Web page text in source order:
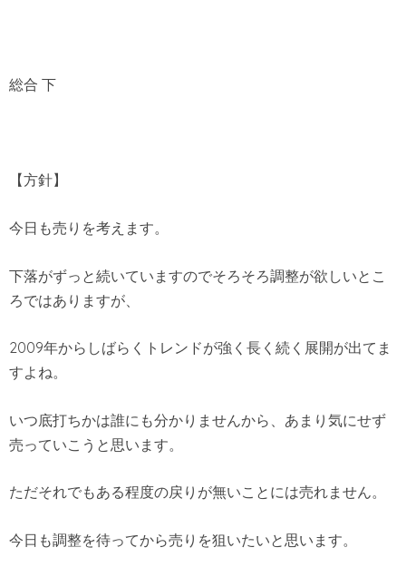
総合 下
【方針】
今日も売りを考えます。
下落がずっと続いていますのでそろそろ調整が欲しいとこ
ろではありますが、
2009年からしばらくトレンドが強く長く続く展開が出てま
すよね。
いつ底打ちかは誰にも分かりませんから、あまり気にせず
売っていこうと思います。
ただそれでもある程度の戻りが無いことには売れません。
今日も調整を待ってから売りを狙いたいと思います。